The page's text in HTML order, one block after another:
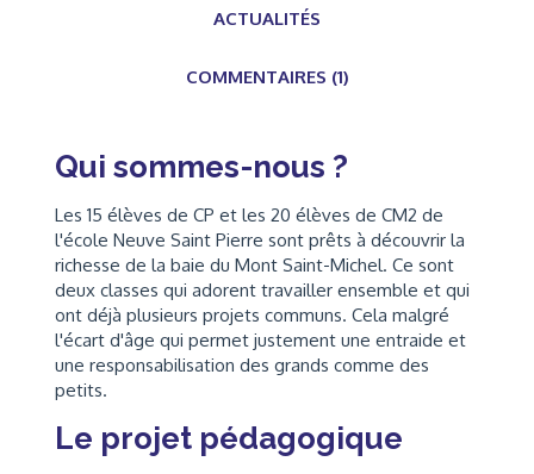
ACTUALITÉS
COMMENTAIRES (1)
Qui sommes-nous ?
Les 15 élèves de CP et les 20 élèves de CM2 de
l'école Neuve Saint Pierre sont prêts à découvrir la
richesse de la baie du Mont Saint-Michel. Ce sont
deux classes qui adorent travailler ensemble et qui
ont déjà plusieurs projets communs. Cela malgré
l'écart d'âge qui permet justement une entraide et
une responsabilisation des grands comme des
petits.
Le projet pédagogique